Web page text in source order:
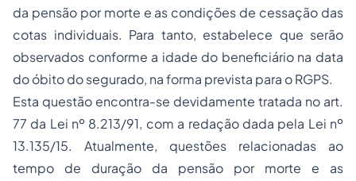
da pensão por morte e as condições de cessação das
cotas individuais. Para tanto, estabelece que serão
observados conforme a idade do beneficiário na data
do óbito do segurado, na forma prevista para o RGPS.
Esta questão encontra-se devidamente tratada no art.
77 da Lei nº 8.213/91, com a redação dada pela Lei nº
13.135/15. Atualmente, questões relacionadas ao
tempo de duração da pensão por morte e as